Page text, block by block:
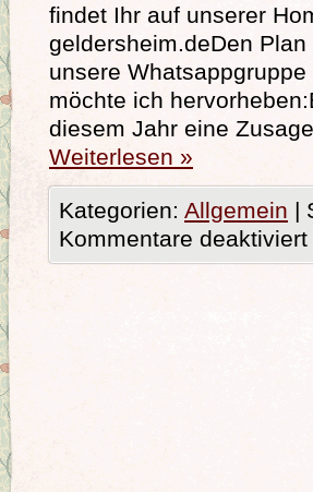
findet Ihr auf unserer
geldersheim.deDen
unsere
möchte ich
diesem Jahr eine
Weiterlesen »
Kategorien: Allgemein |
Kommentare deaktiviert